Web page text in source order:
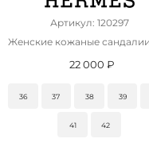
Артикул: 120297
Женские кожаные
22 000 ₽
36 37 38 39
41 42